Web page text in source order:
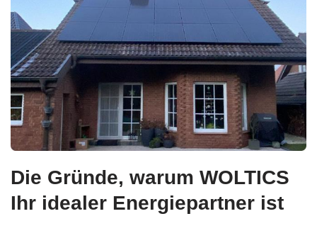
Die Gründe, warum WOLTICS
Ihr idealer Energiepartner ist